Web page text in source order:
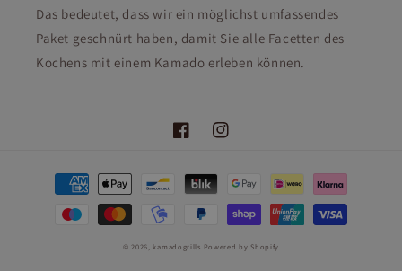
Das bedeutet, dass wir ein möglichst umfassendes
Paket geschnürt haben, damit Sie alle Facetten des
Kochens mit einem Kamado erleben können.
FacebookInstagram
Zahlungsmethoden
© 2026,kamadogrills Powered by Shopify